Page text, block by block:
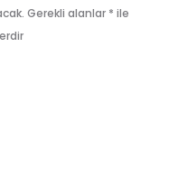
Gerekli alanlar * ile